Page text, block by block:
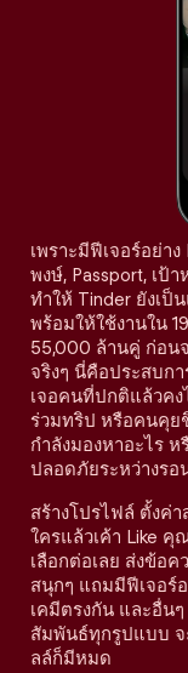
เพราะมีฟีเจอร์อย่า
พงษ์, Passport, เป้
ทำให้ Tinder ยังเ
พร้อมให้ใช้งานใน
55,000 ล้านคู่ ก่อน
จริงๆ นี่คือประสบก
เจอคนที่ปกติแล้วคง
ร่วมทริป หรือคนคุย
กำลังมองหาอะไร
ปลอดภัยระหว่างรอ
สร้างโปรไฟล์ ตั้งค่
ใครแล้วเค้า Like
เลือกต่อเลย ส่งข้อค
สนุกๆ แถมมีฟีเจอร์
เคมีตรงกัน และอื่นๆ
สัมพันธ์ทุกรูปแบบ จ
ลล์ก็มีหมด